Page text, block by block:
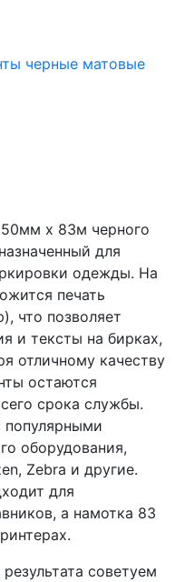
черные матовые
x 83м черного
для
одежды. На
печать
что позволяет
и тексты на бирках,
отличному качеству
остаются
срока службы.
популярными
оборудования,
Zebra и другие.
для
а намотка 83
советуем